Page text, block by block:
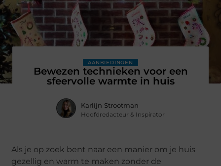
AANBIEDINGEN
Bewezen technieken voor een
sfeervolle warmte in huis
Karlijn Strootman
Hoofdredacteur & Inspirator
Als je op zoek bent naar een manier om je huis
gezellig en warm te maken zonder de